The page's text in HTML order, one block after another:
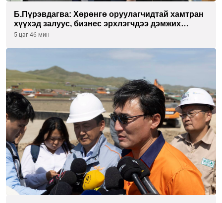
Б.Пүрэвдагва: Хөрөнгө оруулагчидтай хамтран
хүүхэд залуус, бизнес эрхлэгчдээ дэмжих
инкубатор төвүүдийг хотын захын
5 цаг 46 мин